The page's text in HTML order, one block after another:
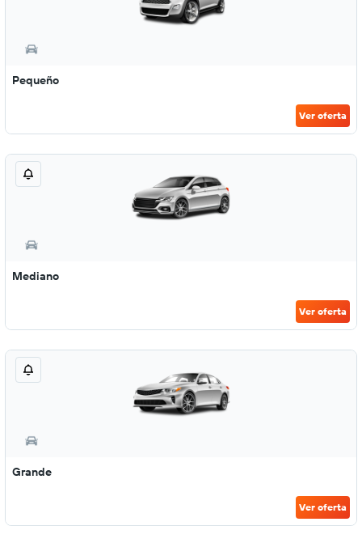
Pequeño
Ver oferta
Mediano
Ver oferta
Grande
Ver oferta